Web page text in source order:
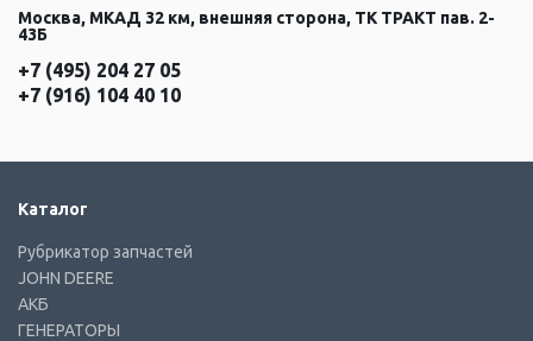
Москва, МКАД 32 км, внешняя сторона, ТК ТРАКТ пав. 2-
43Б
+7 (495) 204 27 05
+7 (916) 104 40 10
Каталог
Рубрикатор запчастей
JOHN DEERE
АКБ
ГЕНЕРАТОРЫ